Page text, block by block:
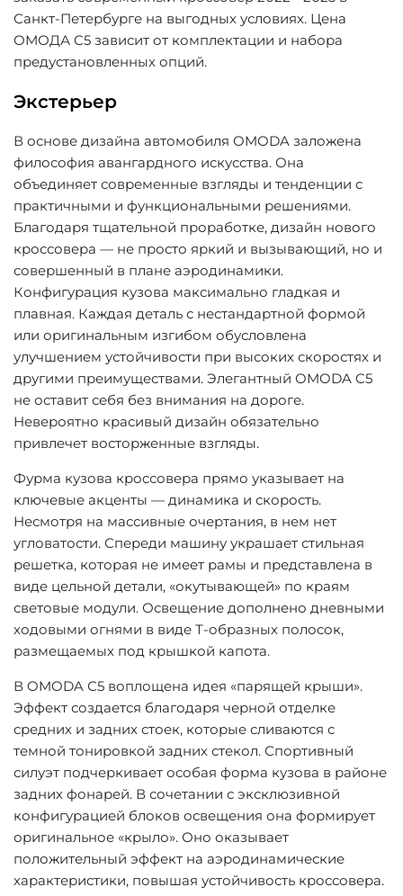
Санкт-Петербурге на выгодных условиях. Цена
ОМОДА C5 зависит от комплектации и набора
предустановленных опций.
Экстерьер
В основе дизайна автомобиля OMODA заложена
философия авангардного искусства. Она
объединяет современные взгляды и тенденции с
практичными и функциональными решениями.
Благодаря тщательной проработке, дизайн нового
кроссовера — не просто яркий и вызывающий, но и
совершенный в плане аэродинамики.
Конфигурация кузова максимально гладкая и
плавная. Каждая деталь с нестандартной формой
или оригинальным изгибом обусловлена
улучшением устойчивости при высоких скоростях и
другими преимуществами. Элегантный OMODA C5
не оставит себя без внимания на дороге.
Невероятно красивый дизайн обязательно
привлечет восторженные взгляды.
Фурма кузова кроссовера прямо указывает на
ключевые акценты — динамика и скорость.
Несмотря на массивные очертания, в нем нет
угловатости. Спереди машину украшает стильная
решетка, которая не имеет рамы и представлена в
виде цельной детали, «окутывающей» по краям
световые модули. Освещение дополнено дневными
ходовыми огнями в виде Т-образных полосок,
размещаемых под крышкой капота.
В OMODA С5 воплощена идея «парящей крыши».
Эффект создается благодаря черной отделке
средних и задних стоек, которые сливаются с
темной тонировкой задних стекол. Спортивный
силуэт подчеркивает особая форма кузова в районе
задних фонарей. В сочетании с эксклюзивной
конфигурацией блоков освещения она формирует
оригинальное «крыло». Оно оказывает
положительный эффект на аэродинамические
характеристики, повышая устойчивость кроссовера.